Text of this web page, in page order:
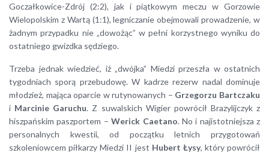
Goczałkowice-Zdrój (2:2), jak i piątkowym meczu w Gorzowie
Wielopolskim z Wartą (1:1), legniczanie obejmowali prowadzenie, w
żadnym przypadku nie „dowożąc” w pełni korzystnego wyniku do
ostatniego gwizdka sędziego.
Trzeba jednak wiedzieć, iż „dwójka” Miedzi przeszła w ostatnich
tygodniach sporą przebudowę. W kadrze rezerw nadal dominuje
młodzież, mająca oparcie w rutynowanych – Grzegorzu Bartczaku
i Marcinie Garuchu. Z suwalskich Wigier powrócił Brazylijczyk z
hiszpańskim paszportem –Werick Caetano. No i najistotniejsza z
personalnych kwestii, od początku letnich przygotowań
szkoleniowcem piłkarzy Miedzi II jest Hubert Łysy, który powrócił